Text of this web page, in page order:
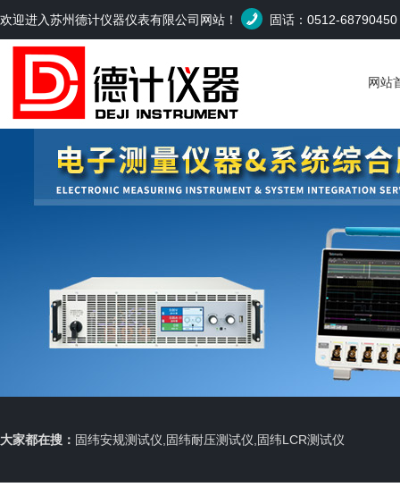
欢迎进入苏州德计仪器仪表有限公司网站！ 固话：0512-68790450
网站
大家都在搜： 固纬安规测试仪,固纬耐压测试仪,固纬LCR测试仪